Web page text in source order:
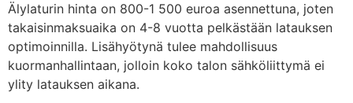
Älylaturin hinta on 800-1 500 euroa asennettuna, joten
takaisinmaksuaika on 4-8 vuotta pelkästään latauksen
optimoinnilla. Lisähyötynä tulee mahdollisuus
kuormanhallintaan, jolloin koko talon sähköliittymä ei
ylity latauksen aikana.